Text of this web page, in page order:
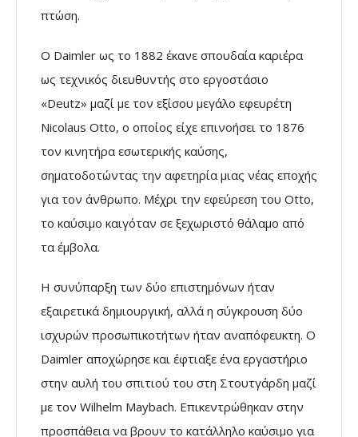
πτώση.
Ο Daimler ως το 1882 έκανε σπουδαία καριέρα
ως τεχνικός διευθυντής στο εργοστάσιο
«Deutz» μαζί με τον εξίσου μεγάλο εφευρέτη
Nicolaus Ottο, ο οποίος είχε επινοήσει το 1876
τον κινητήρα εσωτερικής καύσης,
σηματοδοτώντας την αφετηρία μιας νέας εποχής
για τον άνθρωπο. Μέχρι την εφεύρεση του Ottο,
το καύσιμο καιγόταν σε ξεχωριστό θάλαμο από
τα έμβολα.
Η συνύπαρξη των δύο επιστημόνων ήταν
εξαιρετικά δημιουργική, αλλά η σύγκρουση δύο
ισχυρών προσωπικοτήτων ήταν αναπόφευκτη. Ο
Daimler αποχώρησε και έφτιαξε ένα εργαστήριο
στην αυλή του σπιτιού του στη Στουτγάρδη μαζί
με τον Wilhelm Maybach. Επικεντρώθηκαν στην
προσπάθεια να βρουν το κατάλληλο καύσιμο για